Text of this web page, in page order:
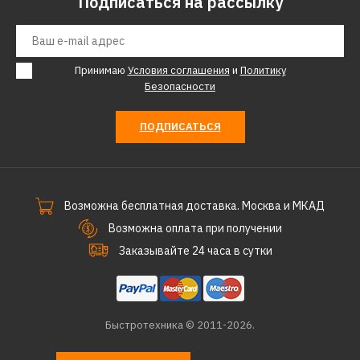
Кофемашина BOSCH tes
80323 rw
56460р.
КУПИТЬ
ДОБАВИТЬ К СРАВНЕНИЮ
ДОБАВИТЬ В ПОЖЕЛАНИЯ
Кофемашина BOSCH tes
Принимаю Условия соглашения и Политику
Безопасности
ПОДПИСАТЬСЯ
Возможна бесплатная доставка. Москва и МКАД
Возможна оплата при получении
Заказывайте 24 часа в сутки
Быстротехника © 2011-2026.